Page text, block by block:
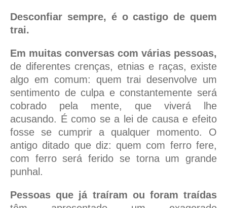
Desconfiar sempre, é o castigo de quem
trai.
Em muitas conversas com várias pessoas,
de diferentes crenças, etnias e raças, existe
algo em comum: quem trai desenvolve um
sentimento de culpa e constantemente será
cobrado pela mente, que viverá lhe
acusando. É como se a lei de causa e efeito
fosse se cumprir a qualquer momento. O
antigo ditado que diz: quem com ferro fere,
com ferro será ferido se torna um grande
punhal.
Pessoas que já traíram ou foram traídas